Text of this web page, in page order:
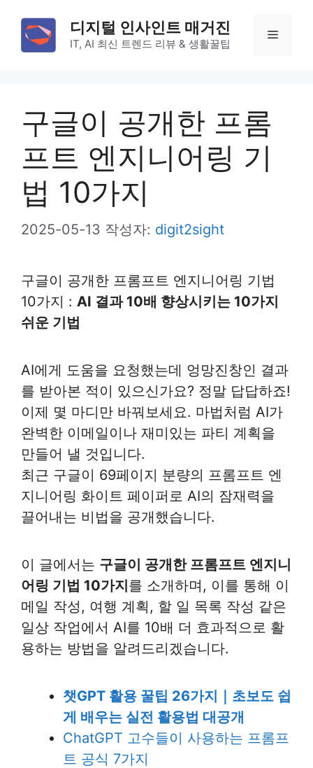
디지털 인사인트 매거진
IT, AI 최신 트렌드 리뷰 & 생활꿀팁
메
구글이 공개한 프롬
프트 엔지니어링 기
법 10가지
2025-05-13 작성자: digit2sight
구글이 공개한 프롬프트 엔지니어링 기법
10가지 : AI 결과 10배 향상시키는 10가지
쉬운 기법
AI에게 도움을 요청했는데 엉망진창인 결과
를 받아본 적이 있으신가요? 정말 답답하죠!
이제 몇 마디만 바꿔보세요. 마법처럼 AI가
완벽한 이메일이나 재미있는 파티 계획을
만들어 낼 것입니다.
최근 구글이 69페이지 분량의 프롬프트 엔
지니어링 화이트 페이퍼로 AI의 잠재력을
끌어내는 비법을 공개했습니다.
이 글에서는 구글이 공개한 프롬프트 엔지니
어링 기법 10가지를 소개하며, 이를 통해 이
메일 작성, 여행 계획, 할 일 목록 작성 같은
일상 작업에서 AI를 10배 더 효과적으로 활
용하는 방법을 알려드리겠습니다.
챗GPT 활용 꿀팁 26가지｜초보도 쉽
게 배우는 실전 활용법 대공개
ChatGPT 고수들이 사용하는 프롬프
트 공식 7가지